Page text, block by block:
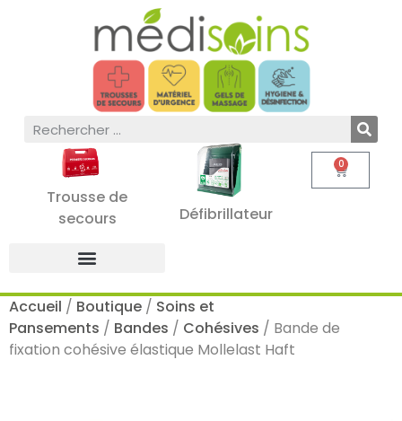
Trousse de
secours
Défibrillateur
0
Accueil / Boutique / Soins et
Pansements / Bandes / Cohésives / Bande de
fixation cohésive élastique Mollelast Haft